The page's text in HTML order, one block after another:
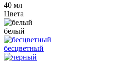
40 мл
Цвета
белый
бесцветный